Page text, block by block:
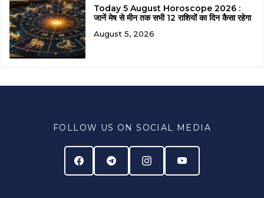
Today 5 August Horoscope 2026 :
जानें मेष से मीन तक सभी 12 राशियों का दिन कैसा रहेगा
August 5, 2026
FOLLOW US ON SOCIAL MEDIA